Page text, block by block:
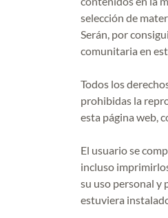
selección de
Serán, por
comunitaria en
Todos los
prohibidas la
esta página web,
El usuario se
incluso
su uso personal y
estuviera